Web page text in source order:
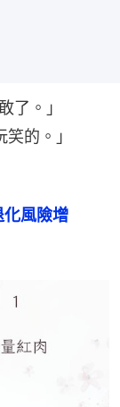
了。」
的。」
化風險增